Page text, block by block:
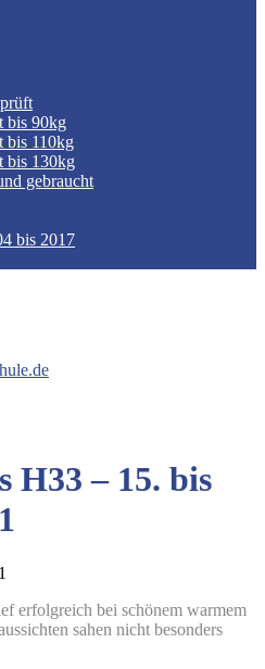
bis 90kg
bis 110kg
bis 130kg
gebraucht
bis 2017
H33 – 15. bis
erfolgreich bei schönem warmem
sahen nicht besonders